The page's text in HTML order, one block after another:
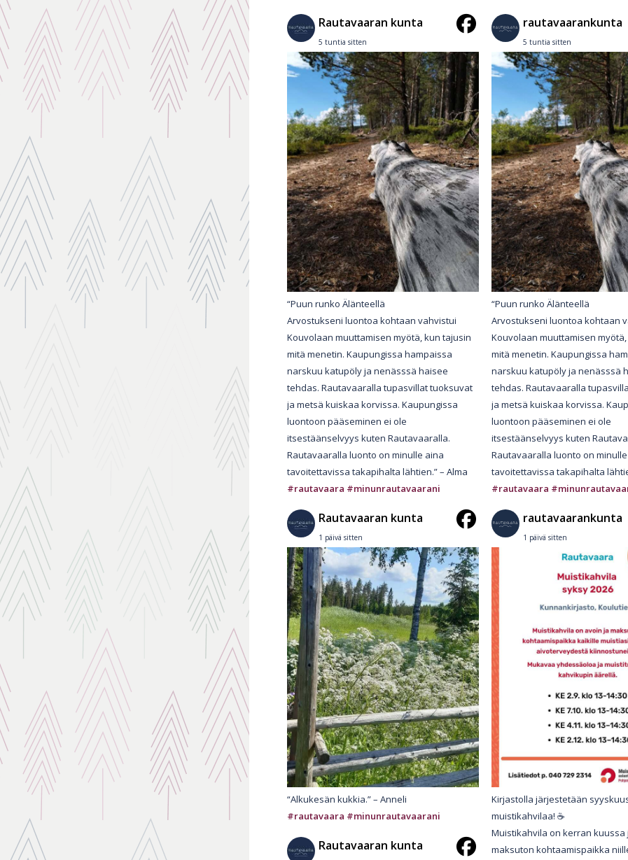
Rautavaaran kunta
5 tuntia sitten
“Puun runko Älänteellä
Arvostukseni luontoa kohtaan vahvistui
Kouvolaan muuttamisen myötä, kun tajusin
mitä menetin. Kaupungissa hampaissa
narskuu katupöly ja nenässsä haisee
tehdas. Rautavaaralla tupasvillat tuoksuvat
ja metsä kuiskaa korvissa. Kaupungissa
luontoon pääseminen ei ole
itsestäänselvyys kuten Rautavaaralla.
Rautavaaralla luonto on minulle aina
tavoitettavissa takapihalta lähtien.” – Alma
#rautavaara #minunrautavaarani
Rautavaaran kunta
1 päivä sitten
“Alkukesän kukkia.” – Anneli
#rautavaara #minunrautavaarani
Rautavaaran kunta
rautavaarankunta
5 tuntia sitten
“Puun runko Älänteellä
Arvostukseni luontoa kohtaan
Kouvolaan muuttamisen
mitä menetin. Kaupungissa
narskuu katupöly ja nenässsä
tehdas. Rautavaaralla
ja metsä kuiskaa korvissa.
luontoon pääseminen ei ole
itsestäänselvyys kuten
Rautavaaralla luonto on
tavoitettavissa takapihalta
#rautavaara
rautavaarankunta
1 päivä sitten
Kirjastolla järjestetään
muistikahvilaa! ☕️
Muistikahvila on kerran
maksuton kohtaamispaikka